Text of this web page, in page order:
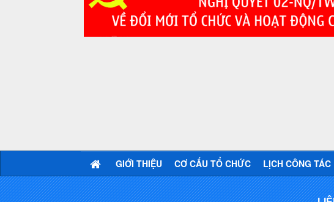
GIỚI THIỆU CƠ CẤU TỔ CHỨC LỊCH CÔNG TÁC